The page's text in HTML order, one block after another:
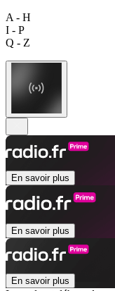
A - H
I - P
Q - Z
En savoir plus
En savoir plus
En savoir plus